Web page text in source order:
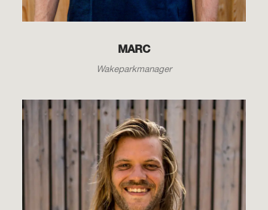
MARC
Wakeparkmanager